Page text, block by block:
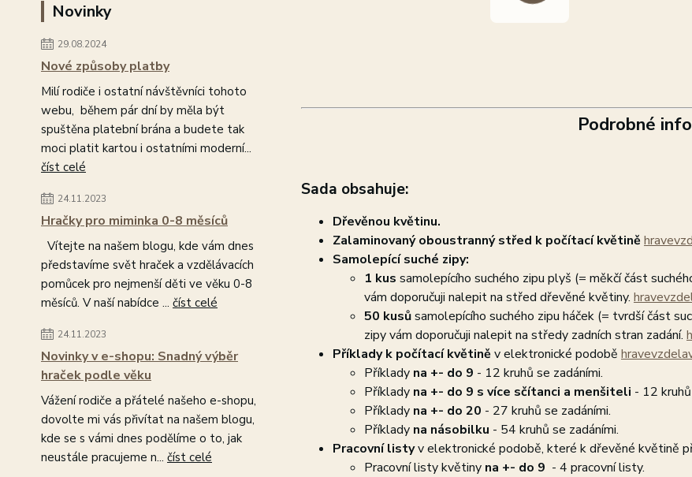
Novinky
29.08.2024
Nové způsoby platby
Milí rodiče i ostatní návštěvníci tohoto
webu, během pár dní by měla být
spuštěna platební brána a budete tak
moci platit kartou i ostatními moderní...
číst celé
24.11.2023
Hračky pro miminka 0-8 měsíců
Vítejte na našem blogu, kde vám dnes
představíme svět hraček a vzdělávacích
pomůcek pro nejmenší děti ve věku 0-8
měsíců. V naší nabídce ... číst celé
24.11.2023
Novinky v e-shopu: Snadný výběr
hraček podle věku
Vážení rodiče a přátelé našeho e-shopu,
dovolte mi vás přivítat na našem blogu,
kde se s vámi dnes podělíme o to, jak
neustále pracujeme n... číst celé
Podrobné
Sada obsahuje:
Dřevěnou květinu.
Zalaminovaný oboustranný střed k počítací květině
Samolepící suché zipy:
1 kus samolepícího suchého zipu plyš (= měkčí část
vám doporučuji nalepit na střed dřevěné květiny.
50 kusůsamolepícího suchého zipu háček (= tvrdší část
zipy vám doporučuji nalepit na středy zadních stran zadání.
Příklady k počítací květině v elektronické podobě
Příkladyna +- do 9 - 12 kruhů se zadáními.
Příkladyna +- do 9 s více sčítanci a menšiteli - 12
Příkladyna +- do 20 - 27 kruhů se zadáními.
Příklady na násobilku - 54 kruhů se zadáními.
Pracovní listyv elektronické podobě, které k dřevěné květině
Pracovní listy květiny na +- do 9 - 4 pracovní listy.